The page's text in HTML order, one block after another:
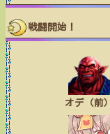
戦闘開始！
オデ（前）